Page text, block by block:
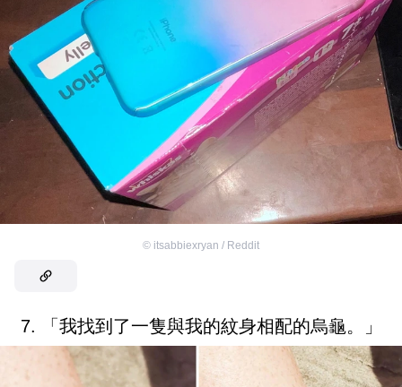
© itsabbiexryan / Reddit
7. 「我找到了一隻與我的紋身相配的烏龜。」